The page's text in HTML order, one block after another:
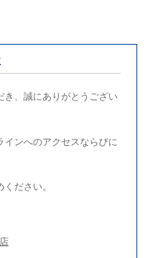
き、誠にありがとうござい
インへのアクセスならびに
ださい。